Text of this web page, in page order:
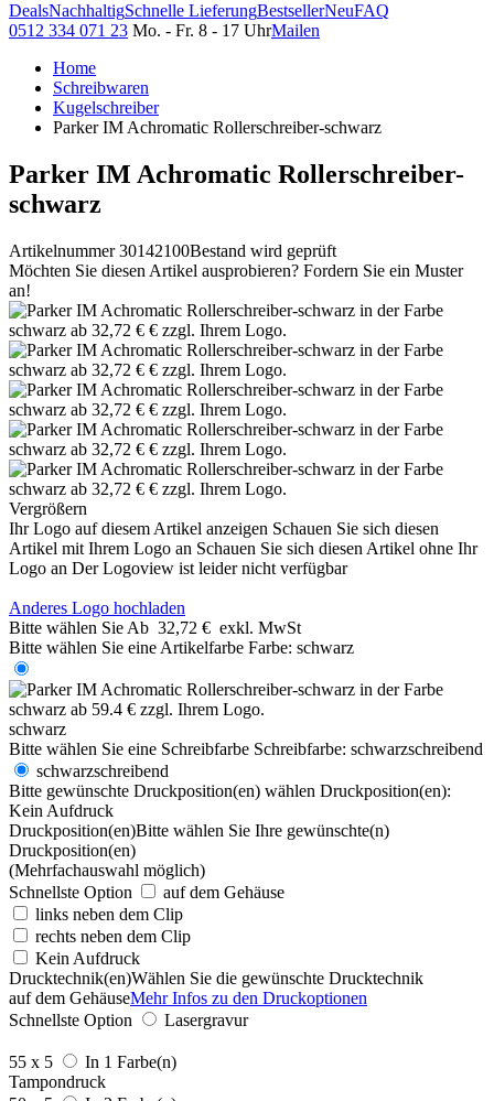
DealsNachhaltigSchnelle LieferungBestsellerNeuFAQ
0512 334 071 23 Mo. - Fr. 8 - 17 UhrMailen
Home
Schreibwaren
Kugelschreiber
Parker IM Achromatic Rollerschreiber-schwarz
Parker IM Achromatic Rollerschreiber-
schwarz
Artikelnummer 30142100Bestand wird geprüft
Möchten Sie diesen Artikel ausprobieren? Fordern Sie ein Muster
an!
Vergrößern
Ihr Logo auf diesem Artikel anzeigen Schauen Sie sich diesen
Artikel mit Ihrem Logo an Schauen Sie sich diesen Artikel ohne Ihr
Logo an Der Logoview ist leider nicht verfügbar
Anderes Logo hochladen
Bitte wählen Sie Ab 32,72 € exkl. MwSt
Bitte wählen Sie eine Artikelfarbe Farbe: schwarz
schwarz
Bitte wählen Sie eine Schreibfarbe Schreibfarbe: schwarzschreibend
schwarzschreibend
Bitte gewünschte Druckposition(en) wählen Druckposition(en):
Kein Aufdruck
Druckposition(en)Bitte wählen Sie Ihre gewünschte(n)
Druckposition(en)
(Mehrfachauswahl möglich)
Schnellste Option
auf dem Gehäuse
links neben dem Clip
rechts neben dem Clip
Kein Aufdruck
Drucktechnik(en)Wählen Sie die gewünschte Drucktechnik
auf dem GehäuseMehr Infos zu den Druckoptionen
Schnellste Option
Lasergravur
55 x 5
In 1 Farbe(n)
Tampondruck